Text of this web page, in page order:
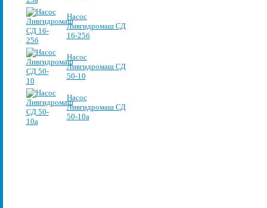
Насос
Ливгидромаш СД
16-25б
Насос
Ливгидромаш СД
50-10
Насос
Ливгидромаш СД
50-10а